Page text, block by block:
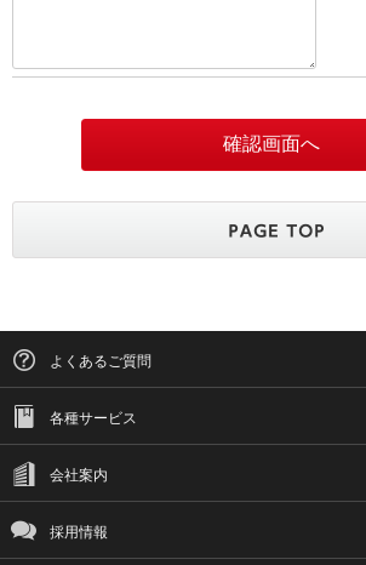
よくあるご質問
各種サービス
会社案内
採用情報